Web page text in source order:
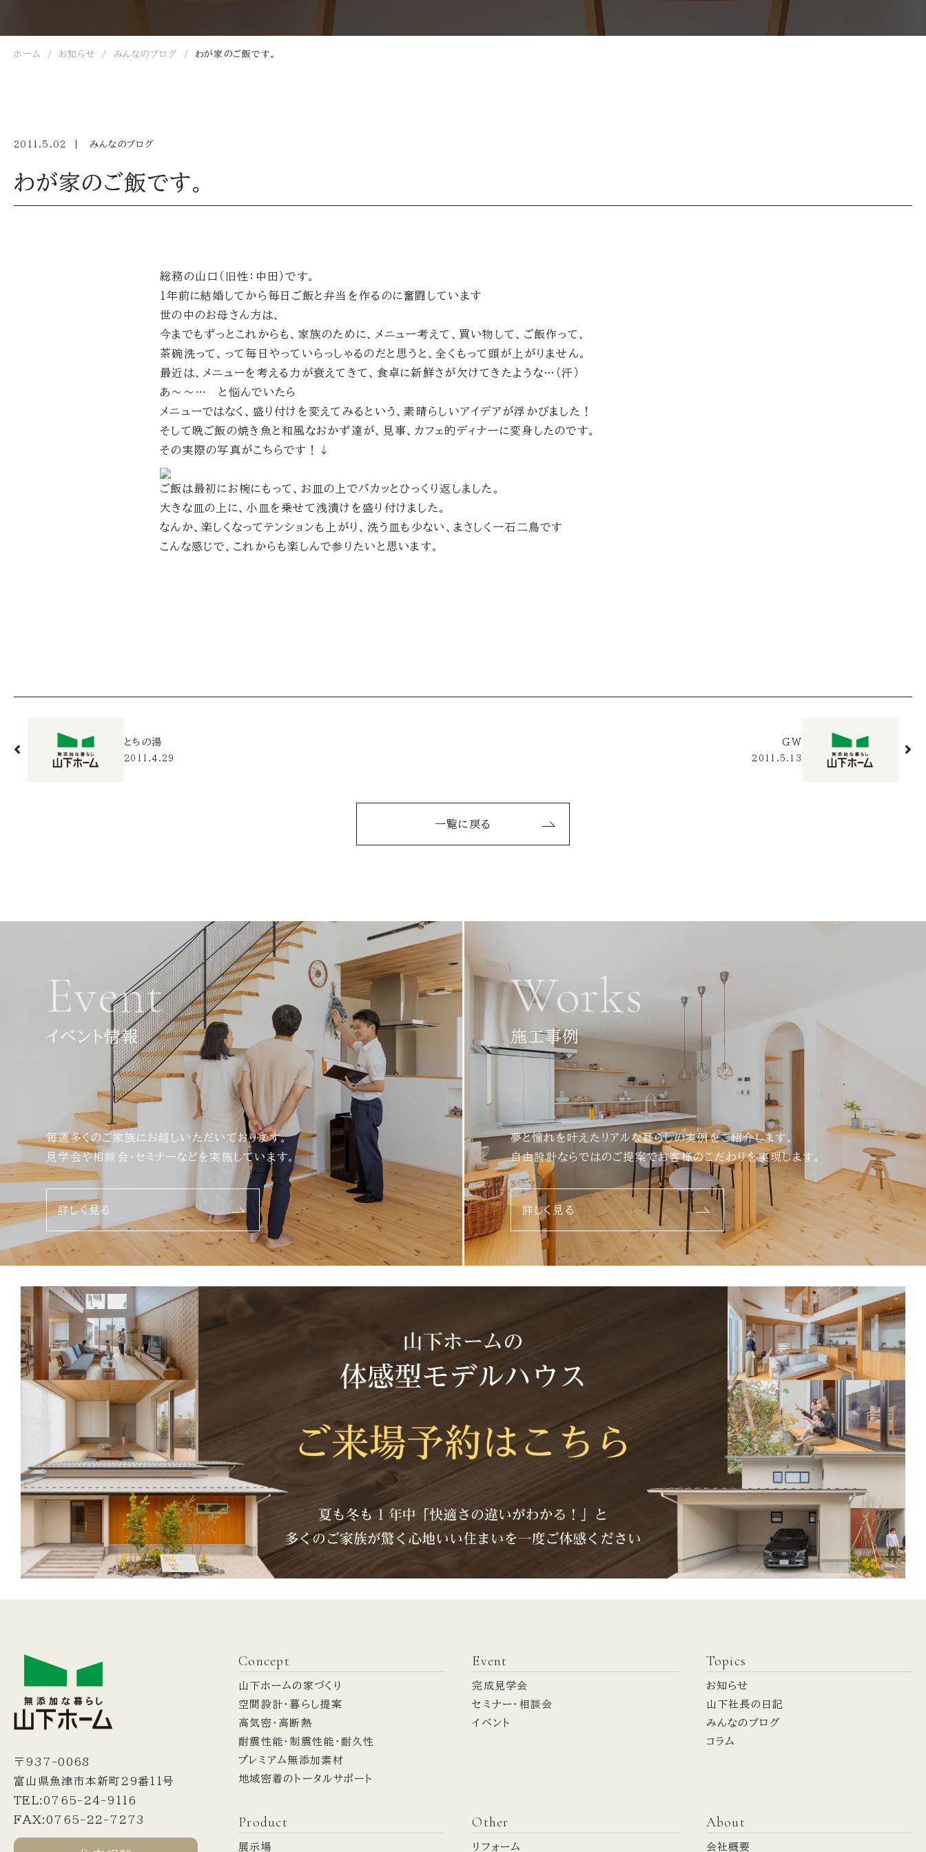
ホーム お知らせ みんなのブログ わが家のご飯です。
2011.5.02 みんなのブログ
わが家のご飯です。
総務の山口（旧性：中田）です。
1年前に結婚してから毎日ご飯と弁当を作るのに奮闘しています
世の中のお母さん方は、
今までもずっとこれからも、家族のために、メニュー考えて、買い物して、ご飯作って、
茶碗洗って、って毎日やっていらっしゃるのだと思うと、全くもって頭が上がりません。
最近は、メニューを考える力が衰えてきて、食卓に新鮮さが欠けてきたような…（汗）
あ～～… と悩んでいたら
メニューではなく、盛り付けを変えてみるという、素晴らしいアイデアが浮かびました！
そして晩ご飯の焼き魚と和風なおかず達が、見事、カフェ的ディナーに変身したのです。
その実際の写真がこちらです！↓
ご飯は最初にお椀にもって、お皿の上でパカッとひっくり返しました。
大きな皿の上に、小皿を乗せて浅漬けを盛り付けました。
なんか、楽しくなってテンションも上がり、洗う皿も少ない、まさしく一石二鳥です
こんな感じで、これからも楽しんで参りたいと思います。
とちの湯
2011.4.29
GW
2011.5.13
一覧に戻る
Event
イベント情報
毎週多くのご家族にお越しいただいております。
見学会や相談会・セミナーなどを実施しています。
詳しく見る
Works
施工事例
夢と憧れを叶えたリアルな暮らしの実例をご紹介します。
自由設計ならではのご提案でお客様のこだわりを実現します。
詳しく見る
〒937-0068
富山県魚津市本新町29番11号
TEL:0765-24-9116
FAX:0765-22-7273
Concept
山下ホームの家づくり
空間設計・暮らし提案
高気密・高断熱
耐震性能・制震性能・耐久性
プレミアム無添加素材
地域密着のトータルサポート
Event
完成見学会
セミナー・相談会
イベント
Topics
お知らせ
山下社長の日記
みんなのブログ
コラム
Product
展示場
Other
リフォーム
About
会社概要